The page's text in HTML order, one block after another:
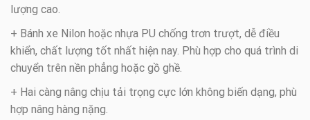
lượng cao.
+ Bánh xe Nilon hoặc nhựa PU chống trơn trượt, dễ điều
khiển, chất lượng tốt nhất hiện nay. Phù hợp cho quá trình di
chuyển trên nền phẳng hoặc gồ ghề.
+ Hai càng nâng chịu tải trọng cực lớn không biến dạng, phù
hợp nâng hàng nặng.